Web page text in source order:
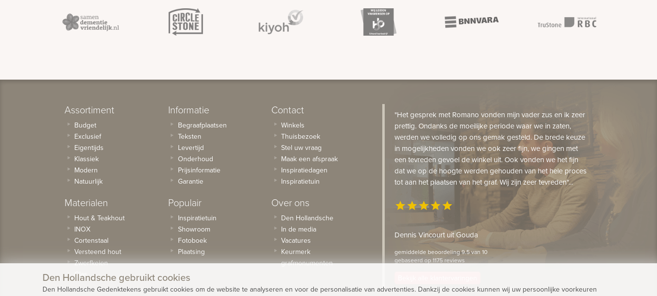
Assortiment
Budget
Exclusief
Eigentijds
Klassiek
Modern
Natuurlijk
Materialen
Hout & Teakhout
INOX
Cortenstaal
Versteend hout
Zwerfkeien
Glas
Informatie
Begraafplaatsen
Teksten
Levertijd
Onderhoud
Prijsinformatie
Garantie
Populair
Inspiratietuin
Showroom
Fotoboek
Plaatsing
Contact
Winkels
Thuisbezoek
Stel uw vraag
Maak een afspraak
Inspiratiedagen
Inspiratietuin
Over ons
Den Hollandsche
In de media
Vacatures
Keurmerk
grafmonumenten
"Het gesprek met Romano vonden mijn vader zus en ik zeer
prettig. Ondanks de moeilijke periode waar we in zaten,
werden we volledig op ons gemak gesteld. De brede keuze
in mogelijkheden vonden we ook zeer fijn, we gingen met
een tevreden gevoel de winkel uit. Ook vonden we het fijn
dat we op de hoogte werden gehouden van het hele proces
tot aan het plaatsen van het graf. Wij zijn zeer tevreden"...
starstarstarstarstar
Dennis Vincourt uit Gouda
gemiddelde beoordeling 9.5 van 10
gebaseerd op 1175 reviews
Den Hollandsche gebruikt cookies
Den Hollandsche Gedenktekens gebruikt cookies om de website te analyseren en voor de personalisatie van advertenties. Dankzij de cookies kunnen wij uw persoonlijke voorkeuren